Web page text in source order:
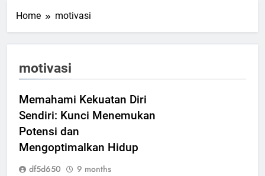
Home motivasi
motivasi
Memahami Kekuatan Diri
Sendiri: Kunci Menemukan
Potensi dan
Mengoptimalkan Hidup
df5d650
9 months